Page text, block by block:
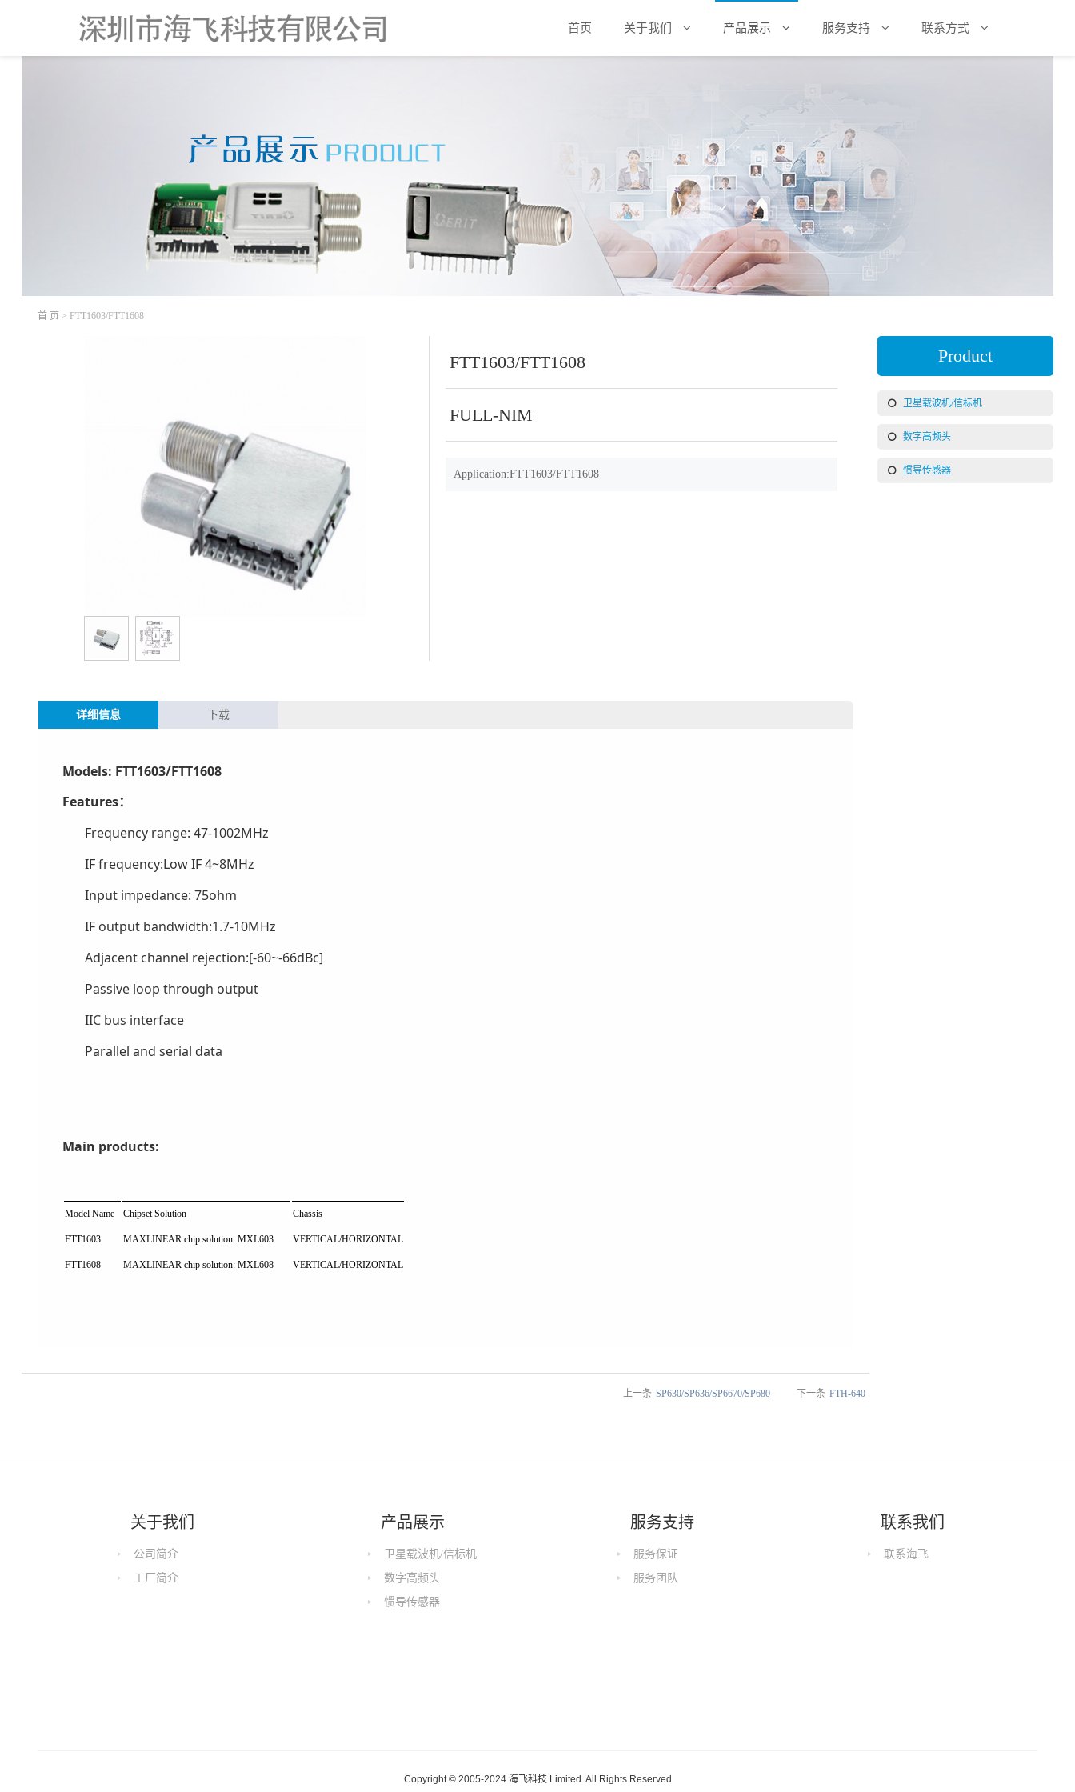
首页 关于我们 产品展示 服务支持 联系方式
首 页 > FTT1603/FTT1608
Product
卫星载波机/信标机
数字高频头
惯导传感器
FTT1603/FTT1608
FULL-NIM
Application:FTT1603/FTT1608
详细信息 下载
Models: FTT1603/FTT1608
Features：
Frequency range: 47-1002MHz
IF frequency:Low IF 4~8MHz
Input impedance: 75ohm
IF output bandwidth:1.7-10MHz
Adjacent channel rejection:[-60~-66dBc]
Passive loop through output
IIC bus interface
Parallel and serial data
Main products:
Model Name Chipset Solution Chassis
FTT1603 MAXLINEAR chip solution: MXL603 VERTICAL/HORIZONTAL
FTT1608 MAXLINEAR chip solution: MXL608 VERTICAL/HORIZONTAL
上一条 SP630/SP636/SP6670/SP680 下一条 FTH-640
关于我们
公司简介
工厂简介
产品展示
卫星载波机/信标机
数字高频头
惯导传感器
服务支持
服务保证
服务团队
联系我们
联系海飞
Copyright © 2005-2024 海飞科技 Limited. All Rights Reserved